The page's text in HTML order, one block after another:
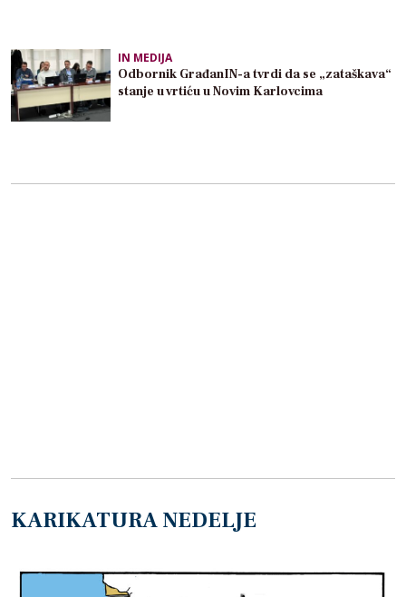
IN MEDIJA
Odbornik GrađanIN-a tvrdi da se „zataškava“
stanje u vrtiću u Novim Karlovcima
KARIKATURA NEDELJE